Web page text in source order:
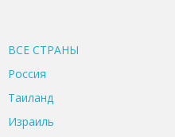
ВСЕ CТРАНЫ
Россия
Таиланд
Израиль